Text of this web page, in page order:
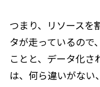
つまり、リソースを
タが走っているので
ことと、データ化さ
は、何ら違いがない